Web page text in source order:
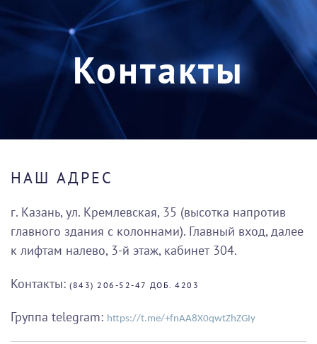
Перейти к содержимому
Контакты
НАШ АДРЕС
г. Казань, ул. Кремлевская, 35 (высотка напротив
главного здания с колоннами). Главный вход, далее
к лифтам налево, 3-й этаж, кабинет 304.
Контакты: (843) 206-52-47 ДОБ. 4203
Группа telegram: https://t.me/+fnAA8X0qwtZhZGIy